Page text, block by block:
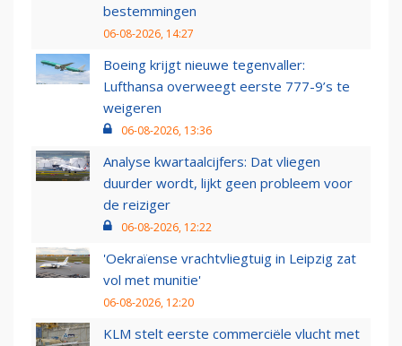
bestemmingen
06-08-2026, 14:27
Boeing krijgt nieuwe tegenvaller:
Lufthansa overweegt eerste 777-9’s te
weigeren
06-08-2026, 13:36
Analyse kwartaalcijfers: Dat vliegen
duurder wordt, lijkt geen probleem voor
de reiziger
06-08-2026, 12:22
'Oekraïense vrachtvliegtuig in Leipzig zat
vol met munitie'
06-08-2026, 12:20
KLM stelt eerste commerciële vlucht met